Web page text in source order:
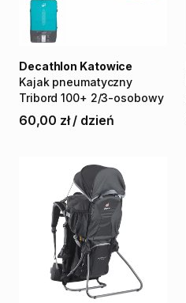
Kajak pneumatyczny
Tribord 100+ 2​/​3-osobowy
Decathlon Katowice
60,00 zł / dzień